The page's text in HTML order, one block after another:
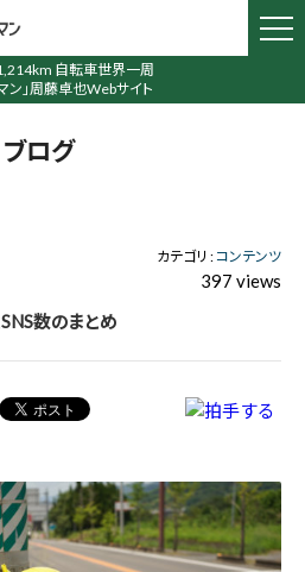
自転車世界一周
ン」周藤卓也Webサイト
ブログ
カテゴリ : コンテンツ
397 views
数のまとめ